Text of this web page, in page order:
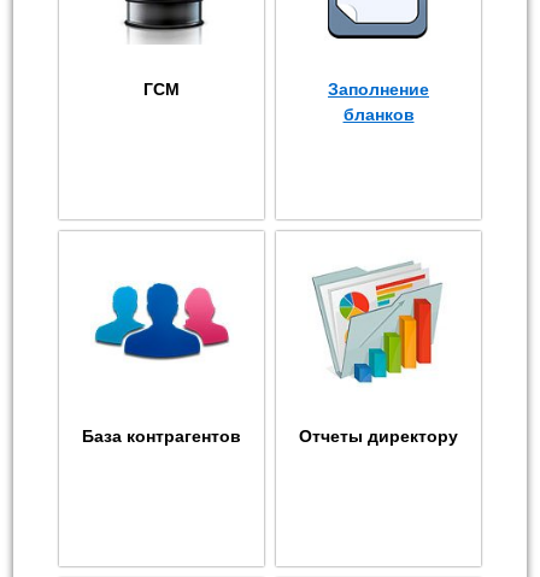
ГСМ
Заполнение
бланков
База контрагентов Отчеты директору